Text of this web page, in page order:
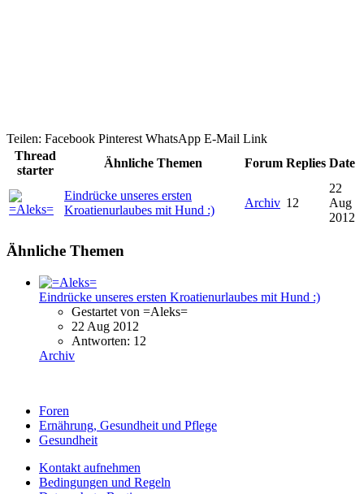
Teilen: Facebook Pinterest WhatsApp E-Mail Link
Thread
starter
Ähnliche Themen Forum Replies Date
Eindrücke unseres ersten
Kroatienurlaubes mit Hund :)
Archiv 12
22
Aug
2012
Ähnliche Themen
Eindrücke unseres ersten Kroatienurlaubes mit Hund :)
Gestartet von =Aleks=
22 Aug 2012
Antworten: 12
Archiv
Foren
Ernährung, Gesundheit und Pflege
Gesundheit
Kontakt aufnehmen
Bedingungen und Regeln